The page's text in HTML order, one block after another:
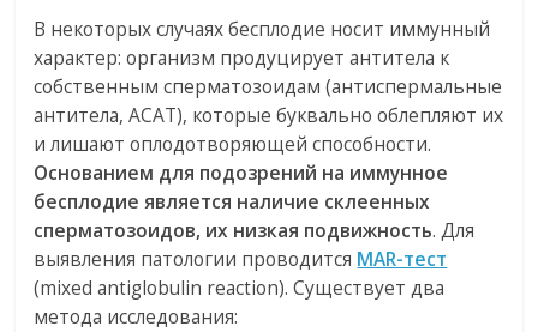
В некоторых случаях бесплодие носит иммунный
характер: организм продуцирует антитела к
собственным сперматозоидам (антиспермальные
антитела, АСАТ), которые буквально облепляют их
и лишают оплодотворяющей способности.
Основанием для подозрений на иммунное
бесплодие является наличие склеенных
сперматозоидов, их низкая подвижность. Для
выявления патологии проводится MAR-тест
(mixed antiglobulin reaction). Существует два
метода исследования: